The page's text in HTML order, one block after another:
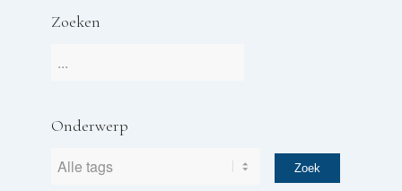
Zoeken
Onderwerp